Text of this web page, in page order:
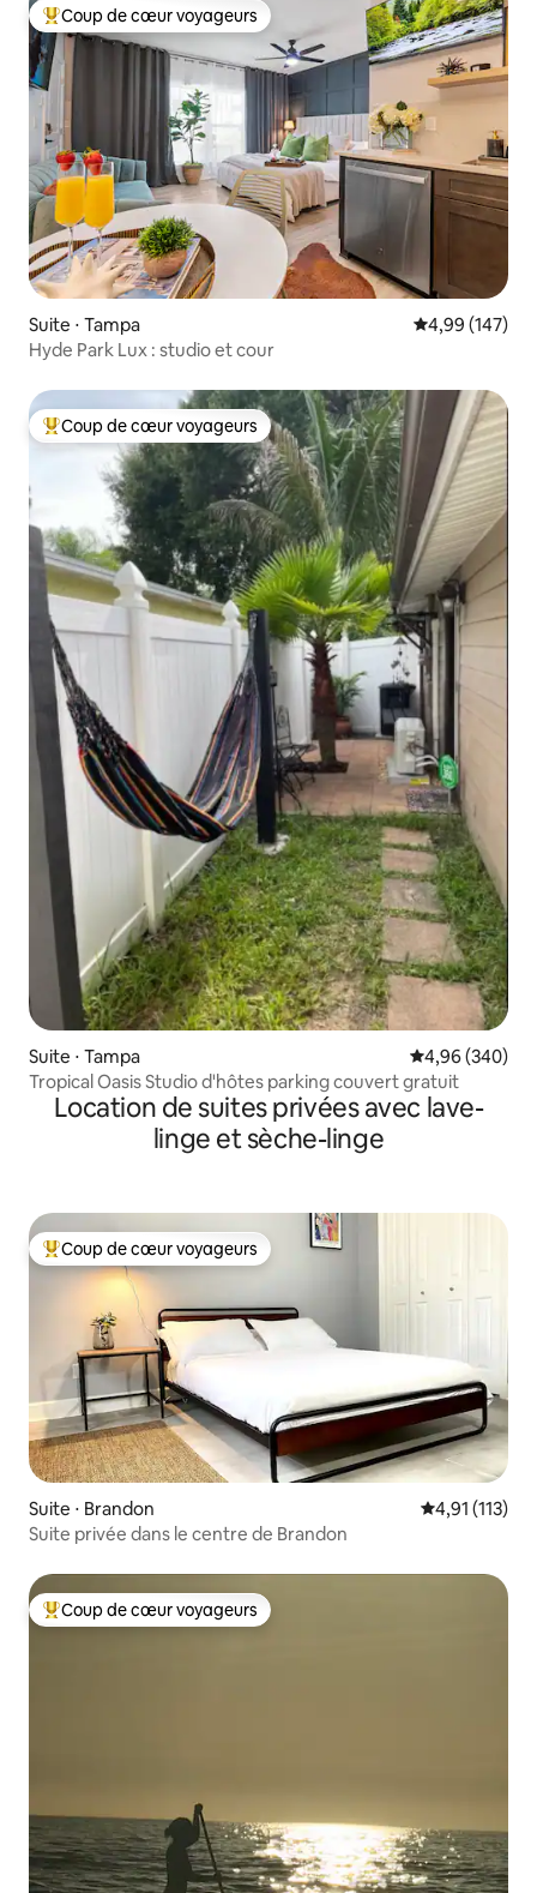
Coups de cœur voyageurs les plus appréciés
Coup de cœur voyageurs
Suite ⋅ Tampa Évaluation
4,99 (147)
Hyde Park Lux : studio et cour
Coups de cœur voyageurs les plus appréciés
Coup de cœur voyageurs
Suite ⋅ Tampa Évaluation
4,96 (340)
Tropical Oasis Studio d'hôtes parking couvert gratuit
Location de suites privées avec lave-
linge et sèche-linge
Coups de cœur voyageurs les plus appréciés
Coup de cœur voyageurs
Suite ⋅ Brandon Évaluation
4,91 (113)
Suite privée dans le centre de Brandon
Coups de cœur voyageurs les plus appréciés
Coup de cœur voyageurs